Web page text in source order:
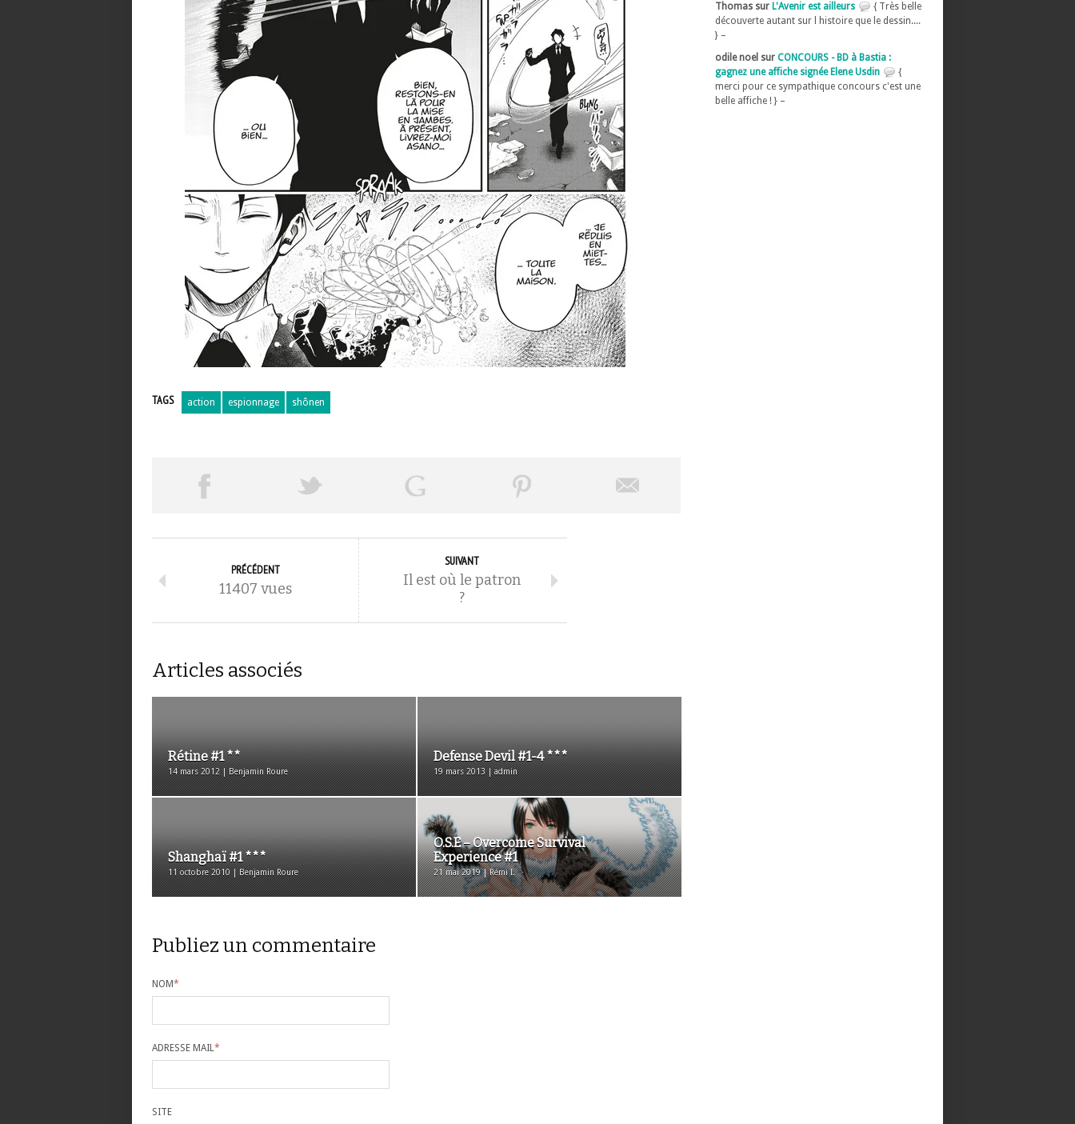
TAGS action espionnage shônen
PRÉCÉDENT
11407 vues
SUIVANT
Il est où le patron
?
Articles associés
Rétine #1 **
14 mars 2012 | Benjamin Roure
Defense Devil #1-4 ***
19 mars 2013 | admin
Shanghaï #1 ***
11 octobre 2010 | Benjamin Roure
O.S.E – Overcome Survival
Experience #1
21 mai 2019 | Rémi I.
Publiez un commentaire
NOM*
ADRESSE MAIL*
SITE
Thomas sur L'Avenir est ailleurs
{ Très belle
découverte autant sur l histoire que le dessin....
} –
odile noel sur CONCOURS - BD à Bastia :
gagnez une affiche signée Elene Usdin
{
merci pour ce sympathique concours c'est une
belle affiche ! } –